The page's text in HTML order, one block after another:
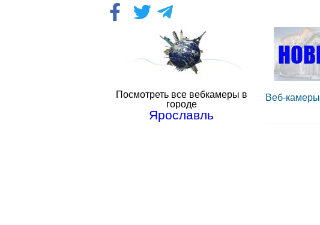
Посмотреть все вебкамеры в
городе
Ярославль
Веб-камеры